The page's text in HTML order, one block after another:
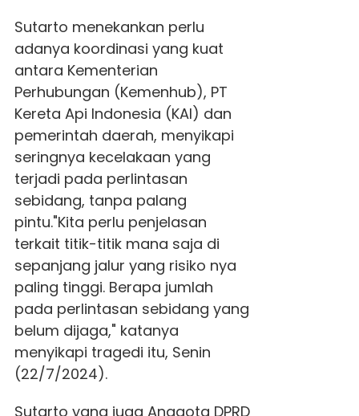
Sutarto menekankan perlu
adanya koordinasi yang kuat
antara Kementerian
Perhubungan (Kemenhub), PT
Kereta Api Indonesia (KAI) dan
pemerintah daerah, menyikapi
seringnya kecelakaan yang
terjadi pada perlintasan
sebidang, tanpa palang
pintu."Kita perlu penjelasan
terkait titik-titik mana saja di
sepanjang jalur yang risiko nya
paling tinggi. Berapa jumlah
pada perlintasan sebidang yang
belum dijaga," katanya
menyikapi tragedi itu, Senin
(22/7/2024).
Sutarto yang juga Anggota DPRD